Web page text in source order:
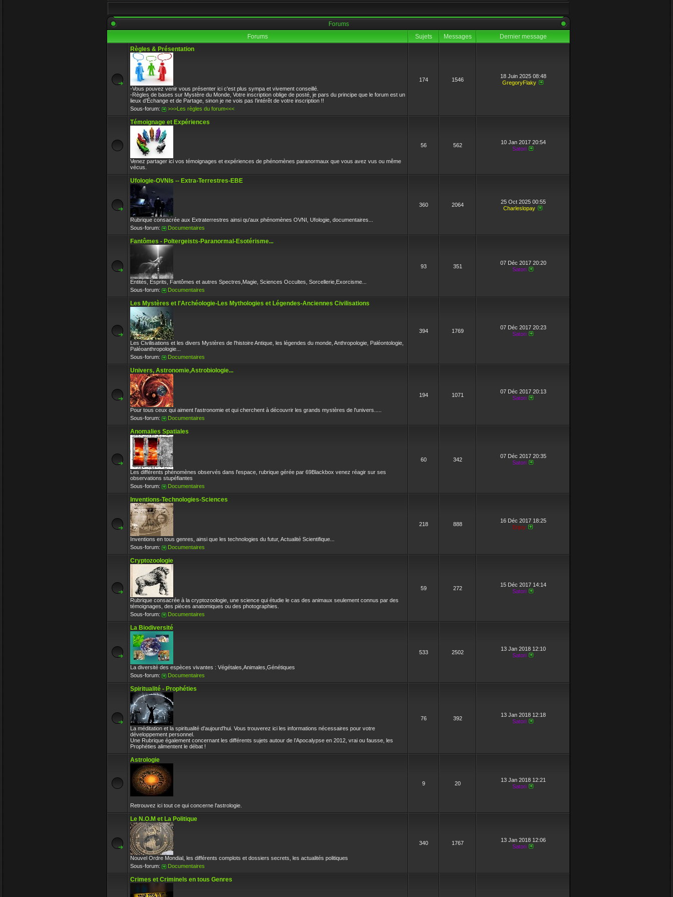
31 Déc 2017 10:32
l-iap-t3413.html
Bon voyage frerot
Enjoy
30 Déc 2017 16:32
Circle avait toujours le bon avis sur les sciences et l'oeil vif il respectait l'environement et ne supportait pas la connerie humaine.
Enjoy
30 Déc 2017 16:32
Forums
Forums
Sujets Messages
Dernier message
Règles & Présentation
-Vous pouvez venir vous présenter ici c'est plus sympa et vivement conseillé.
-Règles de bases sur Mystère du Monde, Votre inscription oblige de posté, je pars du principe que le forum est un
lieux d’Échange et de Partage, sinon je ne vois pas l’intérêt de votre inscription !!
Sous-forum:
>>>Les règles du forum<<<
174 1546
18 Juin 2025 08:48
GregoryFlaky
Témoignage et Expériences
Venez partager ici vos témoignages et expériences de phénomènes paranormaux que vous avez vus ou même
vécus.
56 562
10 Jan 2017 20:54
Satori
Ufologie-OVNIs -- Extra-Terrestres-EBE
Rubrique consacrée aux Extraterrestres ainsi qu'aux phénomènes OVNI, Ufologie, documentaires...
Sous-forum:
Documentaires
360 2064
25 Oct 2025 00:55
Charleslopay
Fantômes - Poltergeists-Paranormal-Esotérisme...
Entités, Esprits, Fantômes et autres Spectres,Magie, Sciences Occultes, Sorcellerie,Exorcisme...
Sous-forum:
Documentaires
93 351
07 Déc 2017 20:20
Satori
Les Mystères et l'Archéologie-Les Mythologies et Légendes-Anciennes Civilisations
Les Civilisations et les divers Mystères de l'histoire Antique, les légendes du monde, Anthropologie, Paléontologie,
Paléoanthropologie...
Sous-forum:
Documentaires
394 1769
07 Déc 2017 20:23
Satori
Univers, Astronomie,Astrobiologie...
Pour tous ceux qui aiment l'astronomie et qui cherchent à découvrir les grands mystères de l'univers.....
Sous-forum:
Documentaires
194 1071
07 Déc 2017 20:13
Satori
Anomalies Spatiales
Les différents phénomènes observés dans l'espace, rubrique gérée par 69Blackbox venez réagir sur ses
observations stupéfiantes
Sous-forum:
Documentaires
60 342
07 Déc 2017 20:35
Satori
Inventions-Technologies-Sciences
Inventions en tous genres, ainsi que les technologies du futur, Actualité Scientifique...
Sous-forum:
Documentaires
218 888
16 Déc 2017 18:25
Enjoy
Cryptozoologie
Rubrique consacrée à la cryptozoologie, une science qui étudie le cas des animaux seulement connus par des
témoignages, des pièces anatomiques ou des photographies.
Sous-forum:
Documentaires
59 272
15 Déc 2017 14:14
Satori
La Biodiversité
La diversité des espèces vivantes : Végétales,Animales,Génétiques
Sous-forum:
Documentaires
533 2502
13 Jan 2018 12:10
Satori
Spiritualité - Prophéties
La méditation et la spiritualité d'aujourd'hui. Vous trouverez ici les informations nécessaires pour votre
développement personnel.
Une Rubrique également concernant les différents sujets autour de l’Apocalypse en 2012, vrai ou fausse, les
Prophéties alimentent le débat !
76 392
13 Jan 2018 12:18
Satori
Astrologie
Retrouvez ici tout ce qui concerne l'astrologie.
9 20
13 Jan 2018 12:21
Satori
Le N.O.M et La Politique
Nouvel Ordre Mondial, les différents complots et dossiers secrets, les actualités politiques
Sous-forum:
Documentaires
340 1767
13 Jan 2018 12:06
Satori
Crimes et Criminels en tous Genres